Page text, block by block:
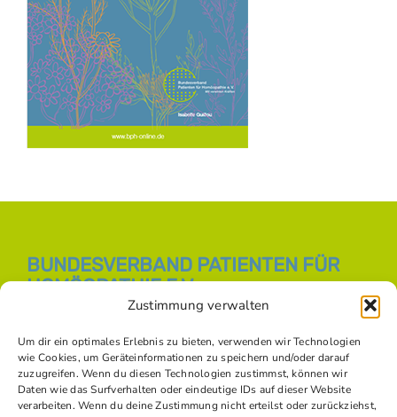
Zustimmung verwalten
Um dir ein optimales Erlebnis zu bieten, verwenden wir Technologien
wie Cookies, um Geräteinformationen zu speichern und/oder darauf
zuzugreifen. Wenn du diesen Technologien zustimmst, können wir
Daten wie das Surfverhalten oder eindeutige IDs auf dieser Website
verarbeiten. Wenn du deine Zustimmung nicht erteilst oder zurückziehst,
BUNDESVERBAND PATIENTEN FÜR
HOMÖOPATHIE E.V.
E-Mail:
info [at] bph-online.de
Webseite:Homöopathie Online
SOZIALE NETZWERKE